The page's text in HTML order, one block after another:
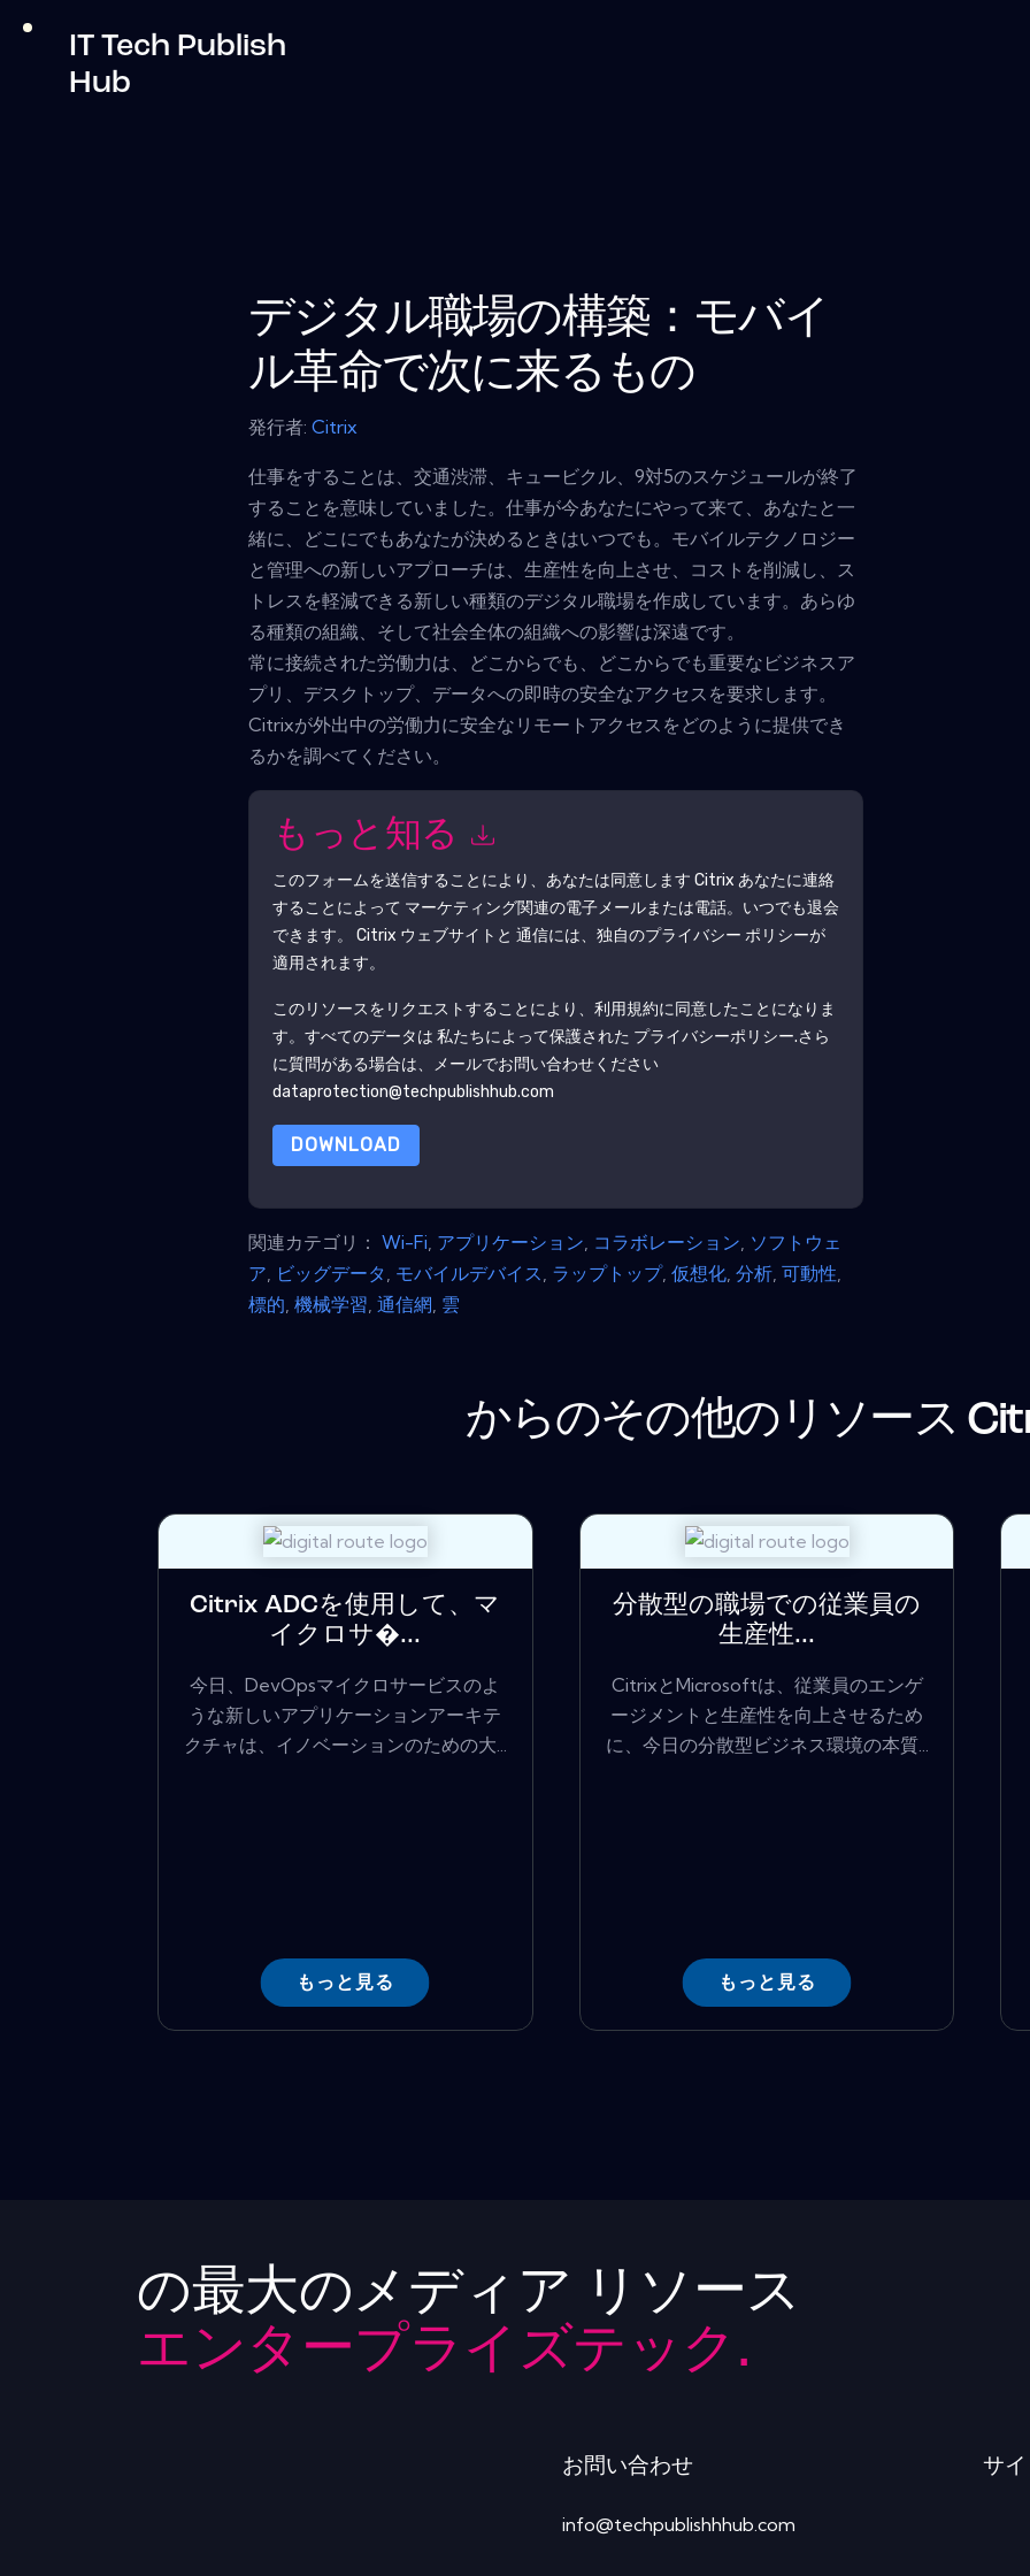
IT Tech Publish
Hub
デジタル職場の構築：モバイ
ル革命で次に来るもの
発行者:Citrix
仕事をすることは、交通渋滞、キュービクル、9対5のスケジュールが終了
することを意味していました。仕事が今あなたにやって来て、あなたと一
緒に、どこにでもあなたが決めるときはいつでも。モバイルテクノロジー
と管理への新しいアプローチは、生産性を向上させ、コストを削減し、ス
トレスを軽減できる新しい種類のデジタル職場を作成しています。あらゆ
る種類の組織、そして社会全体の組織への影響は深遠です。
常に接続された労働力は、どこからでも、どこからでも重要なビジネスア
プリ、デスクトップ、データへの即時の安全なアクセスを要求します。
Citrixが外出中の労働力に安全なリモートアクセスをどのように提供でき
るかを調べてください。
もっと知る
このフォームを送信することにより、あなたは同意しますCitrix あなたに連絡
することによって マーケティング関連の電子メールまたは電話。いつでも退会
できます。Citrix ウェブサイトと 通信には、独自のプライバシー ポリシーが
適用されます。
このリソースをリクエストすることにより、利用規約に同意したことになりま
す。すべてのデータは 私たちによって保護された プライバシーポリシー.さら
に質問がある場合は、メールでお問い合わせください
dataprotection@techpublishhub.com
DOWNLOAD
関連カテゴリ：Wi-Fi, アプリケーション, コラボレーション, ソフトウェ
ア, ビッグデータ, モバイルデバイス, ラップトップ,仮想化,分析,可動性,
標的,機械学習,通信網, 雲
からのその他のリソース
Citrix ADCを使用して、マ
イクロサ�...
今日、DevOpsマイクロサービスのよ
うな新しいアプリケーションアーキテ
クチャは、イノベーションのための大...
もっと見る
分散型の職場での従業員の
生産性...
CitrixとMicrosoftは、従業員のエンゲ
ージメントと生産性を向上させるため
に、今日の分散型ビジネス環境の本質...
もっと見る
の最大のメディア リソース
エンタープライズテック.
お問い合わせ
info@techpublishhhub.com
サ